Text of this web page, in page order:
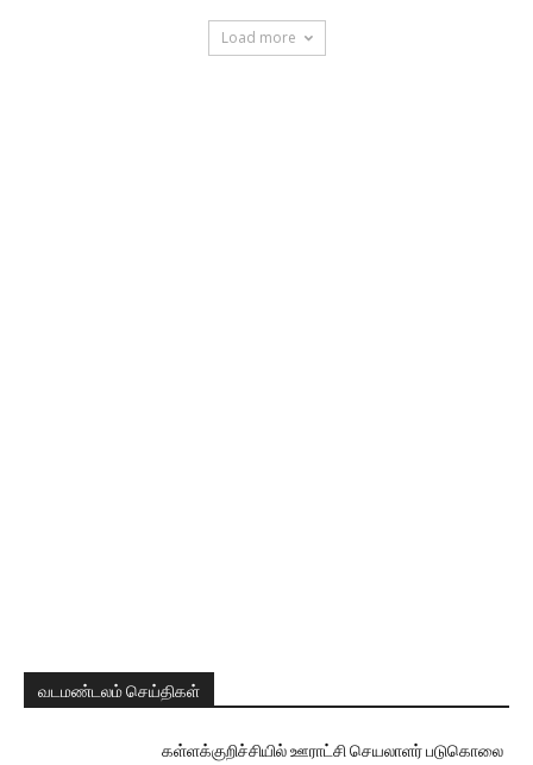
Load more
வடமண்டலம் செய்திகள்
கள்ளக்குறிச்சியில் ஊராட்சி செயலாளர் படுகொலை